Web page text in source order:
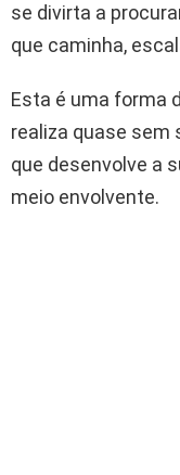
se divirta a
que caminha,
Esta é uma forma
realiza quase sem
que desenvolve a
meio envolvente.